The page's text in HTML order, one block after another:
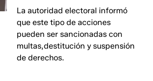
La autoridad electoral informó
que este tipo de acciones
pueden ser sancionadas con
multas,destitución y suspensión
de derechos.